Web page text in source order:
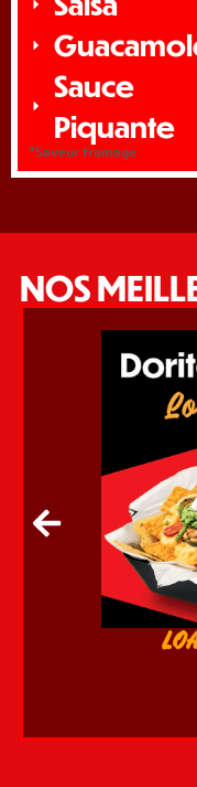
Sauce
Piquante
*Saveur fromage
NOS